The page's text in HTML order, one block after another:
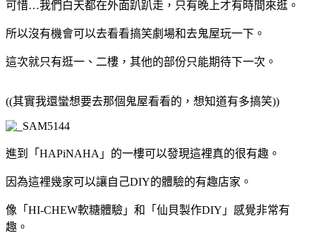
可惜…我們白天都在外面趴趴走，只有晚上才有時間來逛。
所以沒有機會可以去看看搞笑劇場和去鬼屋玩一下。
這次就只有逛一、二樓，其他的部份只能期待下一次。
((其實我還蠻想要去那個鬼屋看看的，想知道有多搞笑))
進到「HAPiNAHA」的一樓可以發現這裡真的很有趣。
因為這裡幾家可以讓自己DIY的體驗的有趣店家。
像「HI-CHEW軟糖體驗」和「仙貝製作DIY」感覺非常有
趣。